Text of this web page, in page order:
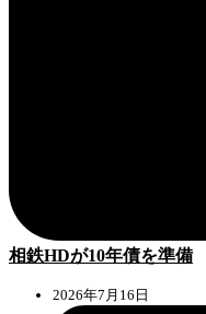
相鉄HDが10年債を準備
2026年7月16日